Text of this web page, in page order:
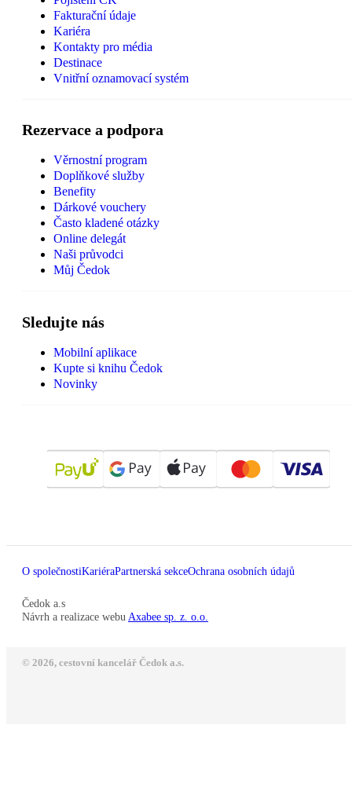
Fakturační údaje
Kariéra
Kontakty pro média
Destinace
Vnitřní oznamovací systém
Rezervace a podpora
Věrnostní program
Doplňkové služby
Benefity
Dárkové vouchery
Často kladené otázky
Online delegát
Naši průvodci
Můj Čedok
Sledujte nás
Mobilní aplikace
Kupte si knihu Čedok
Novinky
O společnostiKariéraPartnerská sekceOchrana osobních údajů
Čedok a.s
Návrh a realizace webu Axabee sp. z. o.o.
© 2026, cestovní kancelář Čedok a.s.